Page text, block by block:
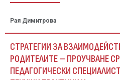
Рая Димитрова
СТРАТЕГИИ ЗА
РОДИТЕЛИТЕ – ПРОУЧВАНЕ
ПЕДАГОГИЧЕСКИ